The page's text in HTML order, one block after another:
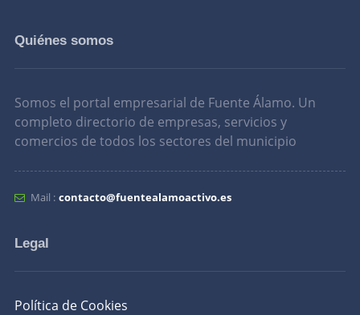
Quiénes somos
Somos el portal empresarial de Fuente Álamo. Un
completo directorio de empresas, servicios y
comercios de todos los sectores del municipio
Mail : contacto@fuentealamoactivo.es
Legal
Política de Cookies